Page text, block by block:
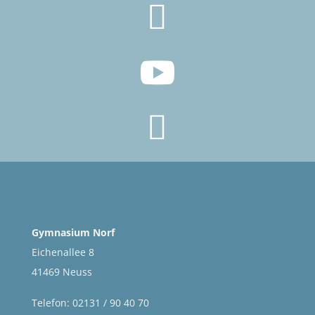



Gymnasium Norf
Eichenallee 8
41469 Neuss
Telefon: 02131 / 90 40 70